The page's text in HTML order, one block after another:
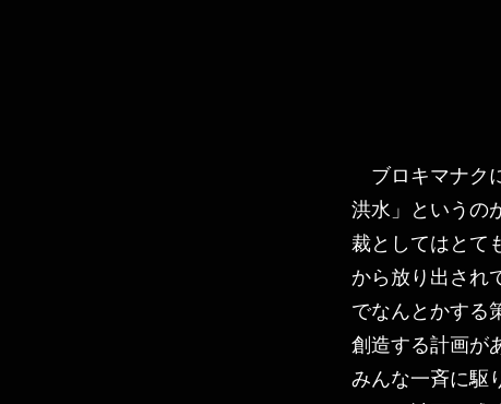
ブロキマナク
洪水」というの
裁としてはとて
から放り出され
でなんとかする
創造する計画が
みんな一斉に駆